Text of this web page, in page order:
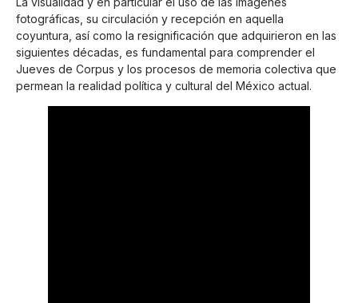
fotográficas, su circulación y recepción en aquella
coyuntura, así como la resignificación que adquirieron en las
siguientes décadas, es fundamental para comprender el
Jueves de Corpus y los procesos de memoria colectiva que
permean la realidad política y cultural del México actual.